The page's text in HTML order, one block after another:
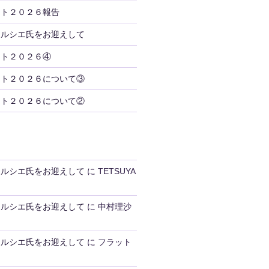
２０２６報告
シエ氏をお迎えして
ト２０２６④
ト２０２６について③
ト２０２６について②
シエ氏をお迎えして に TETSUYA
シエ氏をお迎えして に 中村理沙
シエ氏をお迎えして に フラット